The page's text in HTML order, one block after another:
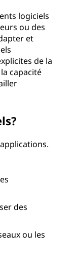
logiciels
ou des
et
de la
capacité
des
ou les